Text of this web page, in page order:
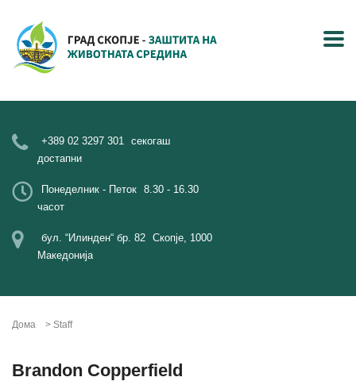
+389 02 3297 301 секогаш
достапни
Понеделник - Петок 8.30 - 16.30
часот
бул. “Илинден“ бр. 82 Скопје, 1000
Македонија
Дома > Staff
Brandon Copperfield